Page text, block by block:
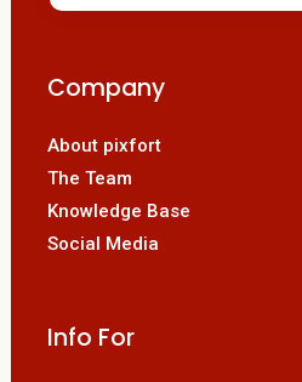
Company
About pixfort
The Team
Knowledge Base
Social Media
Info For